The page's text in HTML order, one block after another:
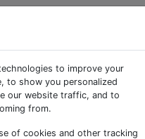
to improve your
to show you personalized
our website traffic, and to
from.
of cookies and other tracking